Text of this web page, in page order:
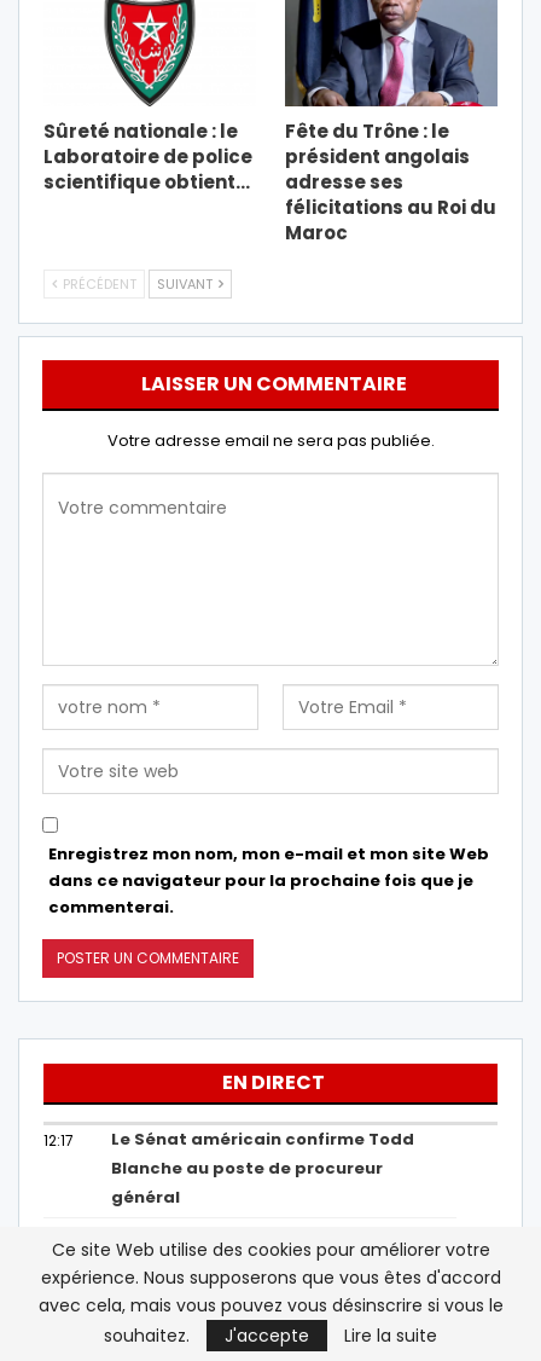
Sûreté nationale : le
Laboratoire de police
scientifique obtient…
Fête du Trône : le
président angolais
adresse ses
félicitations au Roi du
Maroc
PRÉCÉDENT SUIVANT
LAISSER UN COMMENTAIRE
Votre adresse email ne sera pas publiée.
Enregistrez mon nom, mon e-mail et mon site Web
dans ce navigateur pour la prochaine fois que je
commenterai.
EN DIRECT
12:17
Le Sénat américain confirme Todd
Blanche au poste de procureur
général
12:14
Abelardo de la Espriella prête serment
comme nouveau président de la
Colombie
Sebta : l’Espagne rétablit des
Ce site Web utilise des cookies pour améliorer votre
expérience. Nous supposerons que vous êtes d'accord
avec cela, mais vous pouvez vous désinscrire si vous le
souhaitez.
J'accepte Lire la suite